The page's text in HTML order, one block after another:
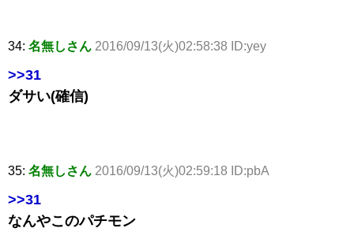
34: 名無しさん 2016/09/13(火)02:58:38 ID:yey
>>31
ダサい(確信)
35: 名無しさん 2016/09/13(火)02:59:18 ID:pbA
>>31
なんやこのパチモン